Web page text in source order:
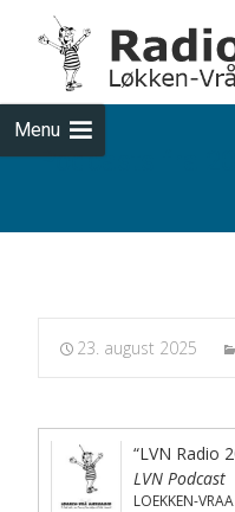
Menu
Podcasts fra
23. august 2025
“LVN Radio
LVN Podcast
LOEKKEN-